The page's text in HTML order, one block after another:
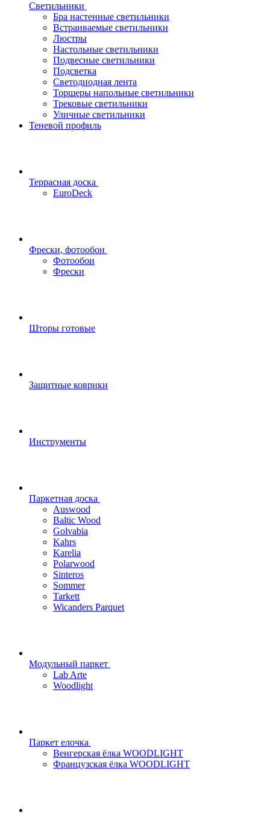
Светильники
Бра настенные светильники
Встраиваемые светильники
Люстры
Настольные светильники
Подвесные светильники
Подсветка
Светодиодная лента
Торшеры напольные светильники
Трековые светильники
Уличные светильники
Теневой профиль
Террасная доска
EuroDeck
Фрески, фотообои
Фотообои
Фрески
Шторы готовые
Защитные коврики
Инструменты
Паркетная доска
Auswood
Baltic Wood
Golvabia
Kahrs
Karelia
Polarwood
Sinteros
Sommer
Tarkett
Wicanders Parquet
Модульный паркет
Lab Arte
Woodlight
Паркет елочка
Венгерская ёлка WOODLIGHT
Французская ёлка WOODLIGHT